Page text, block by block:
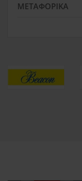
ΜΕΤΑΦΟΡΙΚΆ